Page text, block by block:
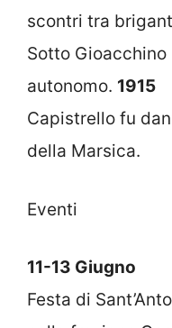
scontri tra
Sotto
autonomo. 1915
Capistrello fu
della Marsica.
Eventi
11-13 Giugno
Festa di